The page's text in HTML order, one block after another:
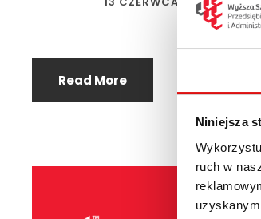
Niniejsza
ruch w
Read More